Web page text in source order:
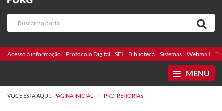
Acesso à informação Protocolo Digital SEI Biblioteca Sistemas Webmail
MENU
VOCÊ ESTÁ AQUI: PÁGINA INICIAL > PRÓ-REITORIAS